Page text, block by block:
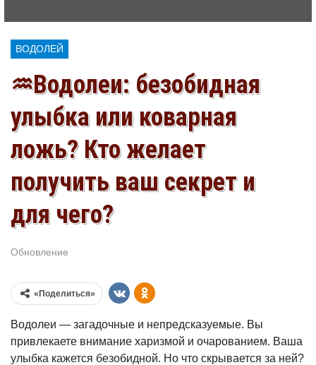
ВОДОЛЕЙ
♒Водолеи: безобидная
улыбка или коварная
ложь? Кто желает
получить ваш секрет и
для чего?
Обновление
«Поделиться»
Водолеи — загадочные и непредсказуемые. Вы
привлекаете внимание харизмой и очарованием. Ваша
улыбка кажется безобидной. Но что скрывается за ней?